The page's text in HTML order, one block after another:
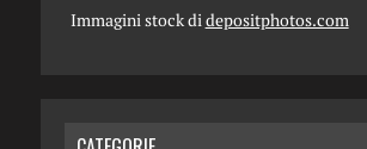
Immagini stock didepositphotos.com